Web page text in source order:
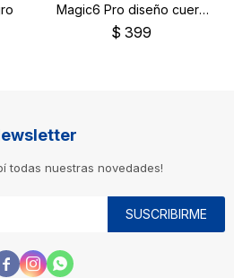
Magic6 Pro diseño cuero
color rosa
$ 399
todas nuestras novedades!
SUSCRIBIRME
  